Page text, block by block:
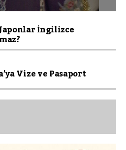
İngilizce
Vize ve Pasaport